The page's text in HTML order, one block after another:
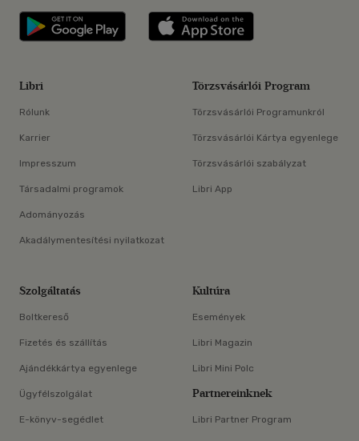
Libri applikáció Szerezd meg: Google
Libri
Rólunk
Karrier
Impresszum
Társadalmi programok
Adományozás
Akadálymentesítési nyilatkozat
Törzsvásárlói Program
Törzsvásárlói Programunkról
Törzsvásárlói Kártya egyenlege
Törzsvásárlói szabályzat
Libri App
Szolgáltatás
Boltkereső
Fizetés és szállítás
Ajándékkártya egyenlege
Ügyfélszolgálat
E-könyv-segédlet
Kultúra
Események
Libri Magazin
Libri Mini Polc
Partnereinknek
Libri Partner Program